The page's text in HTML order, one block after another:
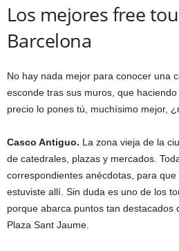
Los mejores free
Barcelona
No hay nada mejor para conocer una
esconde tras sus muros, que
precio lo pones tú, muchísimo mejor,
Casco Antiguo. La zona vieja de la
de catedrales, plazas y mercados.
correspondientes anécdotas, para
estuviste allí. Sin duda es uno de los
porque abarca puntos tan destacados
Plaza Sant Jaume.